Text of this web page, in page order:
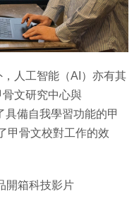
，人工智能（AI）亦有其
文研究中心與
具備自我學習功能的甲
甲骨文校對工作的效
開箱科技影片